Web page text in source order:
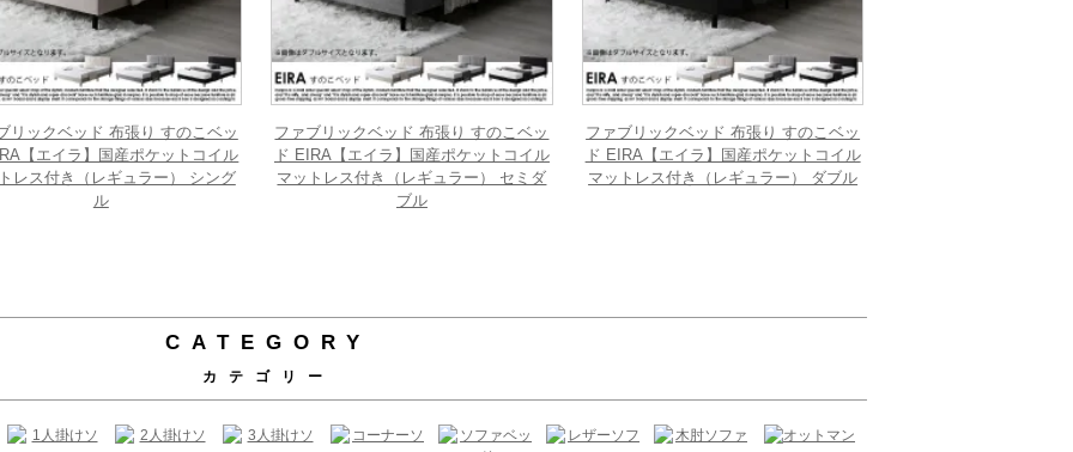
リックベッド 布張り すのこベッ
【エイラ】国産ポケットコイル
レス付き（レギュラー） シング
ル
ファブリックベッド 布張り すのこベッ
ド EIRA【エイラ】国産ポケットコイル
マットレス付き（レギュラー） セミダ
ブル
ファブリックベッド 布張り すのこベッ
ド EIRA【エイラ】国産ポケットコイル
マットレス付き（レギュラー） ダブル
CATEGORY
カテゴリー